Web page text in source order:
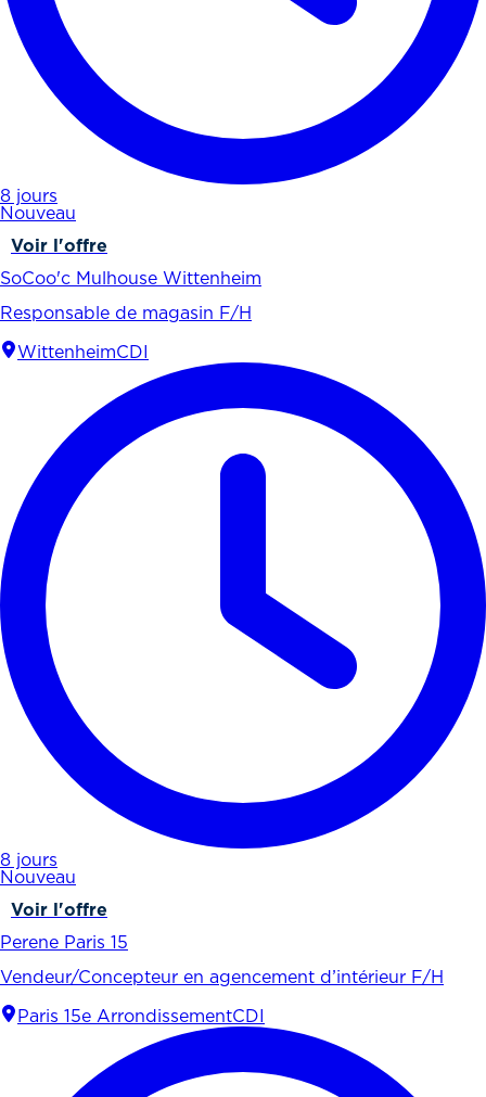
8 jours
Nouveau
Voir l'offre
SoCoo'c Mulhouse Wittenheim
Responsable de magasin F/H
WittenheimCDI
8 jours
Nouveau
Voir l'offre
Perene Paris 15
Vendeur/Concepteur en agencement d’intérieur F/H
Paris 15e ArrondissementCDI